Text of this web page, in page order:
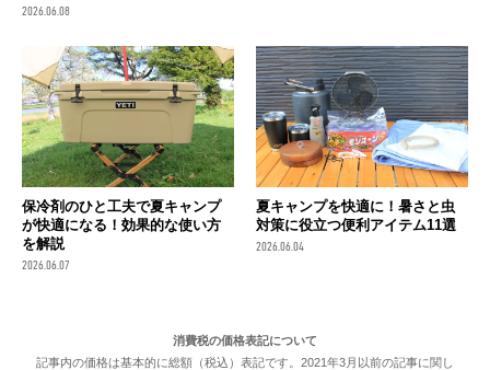
2026.06.08
保冷剤のひと工夫で夏キャンプ
が快適になる！効果的な使い方
を解説
2026.06.07
夏キャンプを快適に！暑さと虫
対策に役立つ便利アイテム11選
2026.06.04
消費税の価格表記について
記事内の価格は基本的に総額（税込）表記です。2021年3月以前の記事に関し